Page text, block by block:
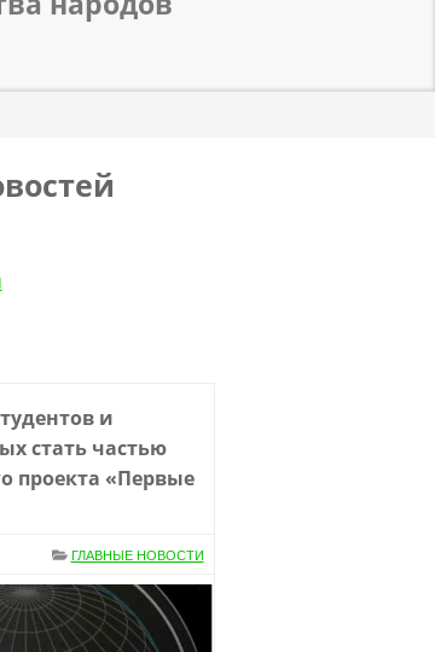
и
стать частью
проекта «Первые
ГЛАВНЫЕ НОВОСТИ